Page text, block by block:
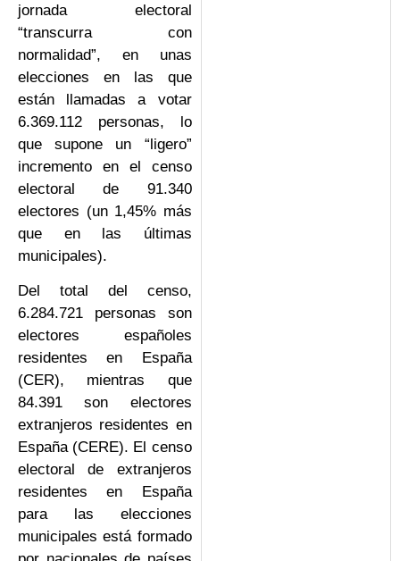
jornada electoral
“transcurra con
normalidad”, en unas
elecciones en las que
están llamadas a votar
6.369.112 personas, lo
que supone un “ligero”
incremento en el censo
electoral de 91.340
electores (un 1,45% más
que en las últimas
municipales).
Del total del censo,
6.284.721 personas son
electores españoles
residentes en España
(CER), mientras que
84.391 son electores
extranjeros residentes en
España (CERE). El censo
electoral de extranjeros
residentes en España
para las elecciones
municipales está formado